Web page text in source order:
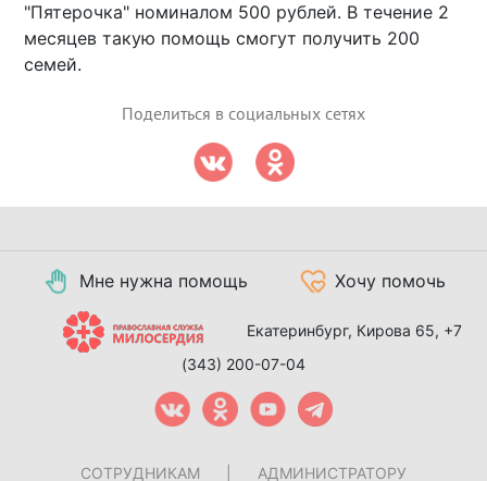
"Пятерочка" номиналом 500 рублей. В течение 2
месяцев такую помощь смогут получить 200
семей.
Поделиться в социальных сетях
Мне нужна помощь Хочу помочь
Екатеринбург, Кирова 65, +7
(343) 200-07-04
СОТРУДНИКАМ АДМИНИСТРАТОРУ